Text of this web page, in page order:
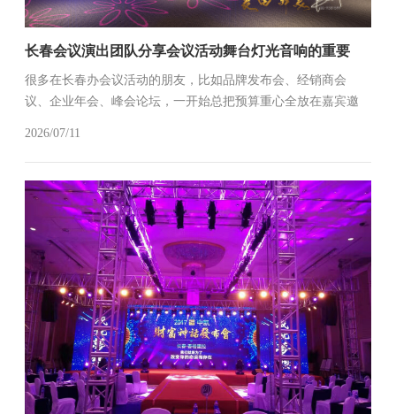
长春会议演出团队分享会议活动舞台灯光音响的重要
很多在长春办会议活动的朋友，比如品牌发布会、经销商会
议、企业年会、峰会论坛，一开始总把预算重心全放在嘉宾邀
公司，我们见过太多活动...
2026/07/11